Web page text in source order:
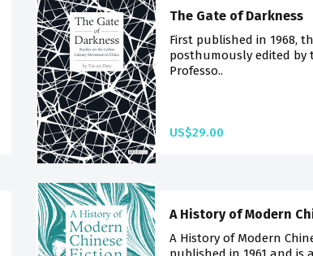
The Gate of Darkness
First published in 1968,
posthumously edited
Professo..
US$29.00
A History of Modern
A History of Modern